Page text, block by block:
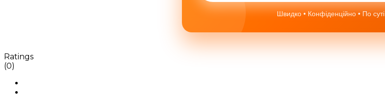
Швидко • Конфіденційно • По суті
Ratings
(0)